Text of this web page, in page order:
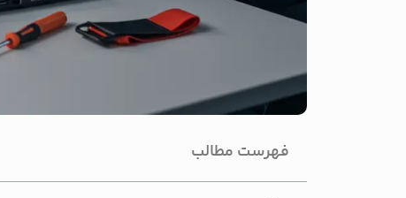
فهرست مطالب